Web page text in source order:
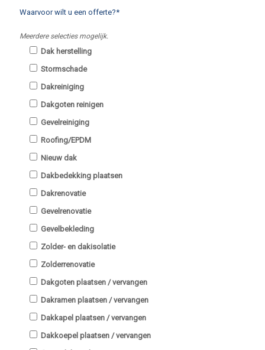
Waarvoor wilt u een offerte?*
Meerdere selecties mogelijk.
Dak herstelling
Stormschade
Dakreiniging
Dakgoten reinigen
Gevelreiniging
Roofing/EPDM
Nieuw dak
Dakbedekking plaatsen
Dakrenovatie
Gevelrenovatie
Gevelbekleding
Zolder- en dakisolatie
Zolderrenovatie
Dakgoten plaatsen / vervangen
Dakramen plaatsen / vervangen
Dakkapel plaatsen / vervangen
Dakkoepel plaatsen / vervangen